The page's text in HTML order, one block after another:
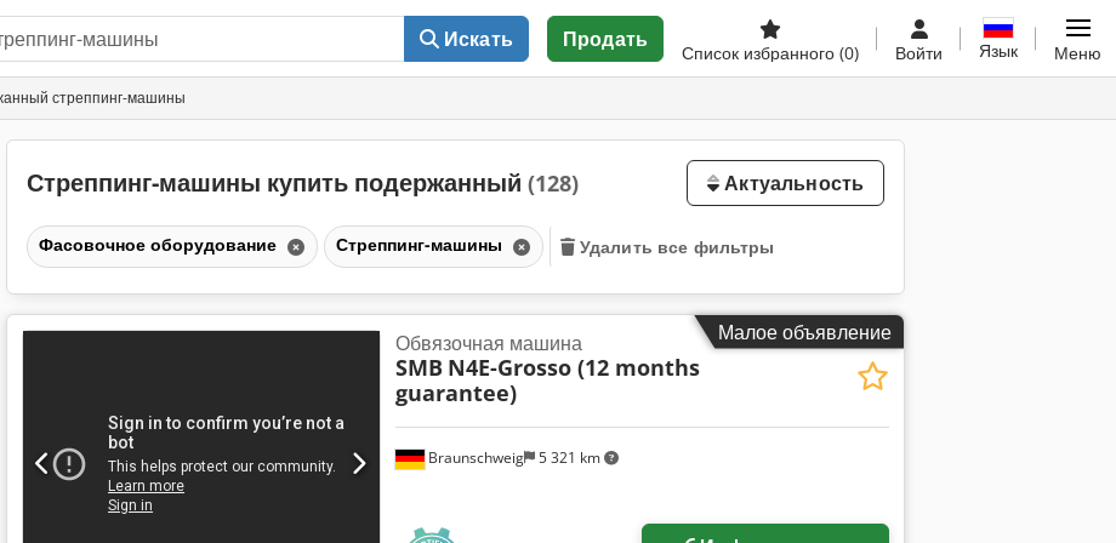
Искать Продать
Список избранного (0) Войти Язык Меню
стреппинг-машины
Стреппинг-машины купить подержанный (128) Актуальность
Фасовочное оборудование Стреппинг-машины Удалить все фильтры
Малое объявление
Braunschweig 5 321 km
Обвязочная машина
SMB N4E-Grosso (12 months
guarantee)